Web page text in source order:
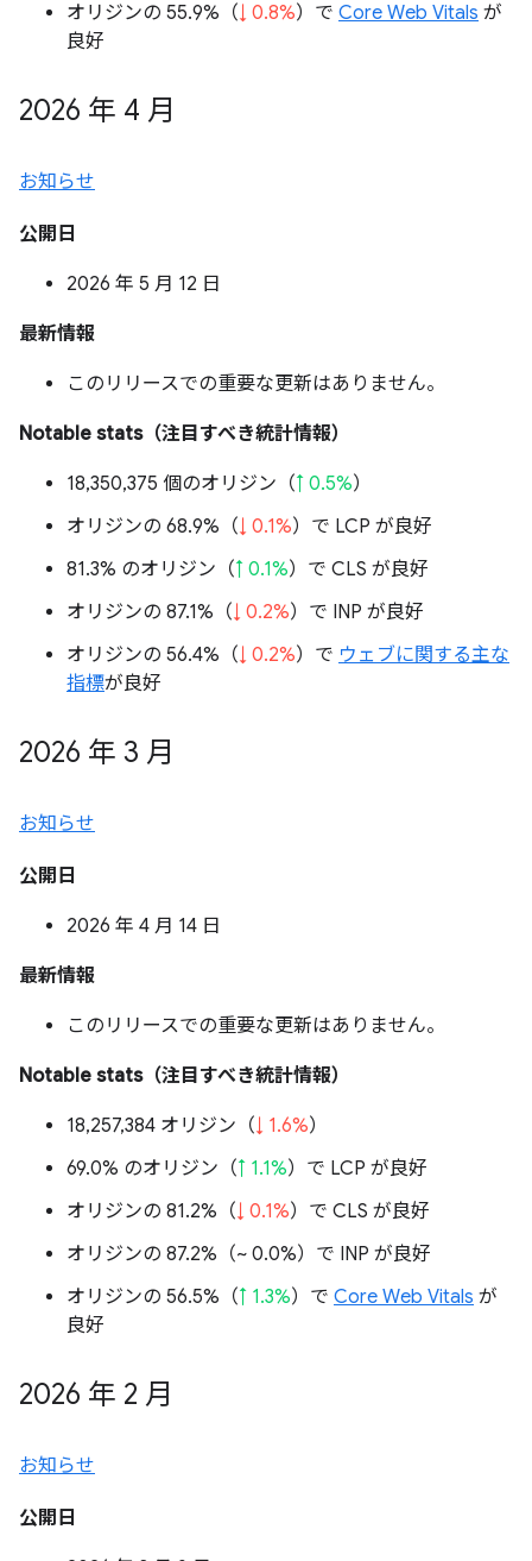
オリジンの 55.9%（↓ 0.8%）で Core Web Vitals が
良好
2026 年 4 月
お知らせ
公開日
2026 年 5 月 12 日
最新情報
このリリースでの重要な更新はありません。
Notable stats（注目すべき統計情報）
18,350,375 個のオリジン（↑ 0.5%）
オリジンの 68.9%（↓ 0.1%）で LCP が良好
81.3% のオリジン（↑ 0.1%）で CLS が良好
オリジンの 87.1%（↓ 0.2%）で INP が良好
オリジンの 56.4%（↓ 0.2%）で ウェブに関する主な
指標が良好
2026 年 3 月
お知らせ
公開日
2026 年 4 月 14 日
最新情報
このリリースでの重要な更新はありません。
Notable stats（注目すべき統計情報）
18,257,384 オリジン（↓ 1.6%）
69.0% のオリジン（↑ 1.1%）で LCP が良好
オリジンの 81.2%（↓ 0.1%）で CLS が良好
オリジンの 87.2%（~ 0.0%）で INP が良好
オリジンの 56.5%（↑ 1.3%）で Core Web Vitals が
良好
2026 年 2 月
お知らせ
公開日